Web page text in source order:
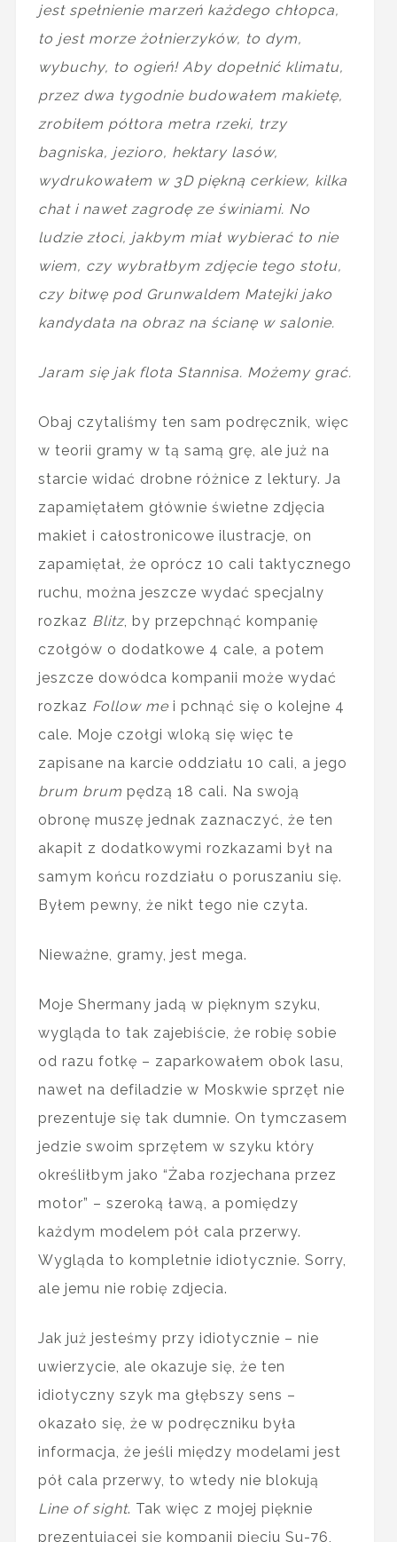
jest spełnienie marzeń każdego chłopca,
to jest morze żołnierzyków, to dym,
wybuchy, to ogień! Aby dopełnić klimatu,
przez dwa tygodnie budowałem makietę,
zrobiłem półtora metra rzeki, trzy
bagniska, jezioro, hektary lasów,
wydrukowałem w 3D piękną cerkiew, kilka
chat i nawet zagrodę ze świniami. No
ludzie złoci, jakbym miał wybierać to nie
wiem, czy wybrałbym zdjęcie tego stołu,
czy bitwę pod Grunwaldem Matejki jako
kandydata na obraz na ścianę w salonie.
Jaram się jak flota Stannisa. Możemy grać.
Obaj czytaliśmy ten sam podręcznik, więc
w teorii gramy w tą samą grę, ale już na
starcie widać drobne różnice z lektury. Ja
zapamiętałem głównie świetne zdjęcia
makiet i całostronicowe ilustracje, on
zapamiętał, że oprócz 10 cali taktycznego
ruchu, można jeszcze wydać specjalny
rozkaz Blitz, by przepchnąć kompanię
czołgów o dodatkowe 4 cale, a potem
jeszcze dowódca kompanii może wydać
rozkaz Follow mei pchnąć się o kolejne 4
cale. Moje czołgi wloką się więc te
zapisane na karcie oddziału 10 cali, a jego
brum brum pędzą 18 cali. Na swoją
obronę muszę jednak zaznaczyć, że ten
akapit z dodatkowymi rozkazami był na
samym końcu rozdziału o poruszaniu się.
Byłem pewny, że nikt tego nie czyta.
Nieważne, gramy, jest mega.
Moje Shermany jadą w pięknym szyku,
wygląda to tak zajebiście, że robię sobie
od razu fotkę – zaparkowałem obok lasu,
nawet na defiladzie w Moskwie sprzęt nie
prezentuje się tak dumnie. On tymczasem
jedzie swoim sprzętem w szyku który
określiłbym jako “Żaba rozjechana przez
motor” – szeroką ławą, a pomiędzy
każdym modelem pół cala przerwy.
Wygląda to kompletnie idiotycznie. Sorry,
ale jemu nie robię zdjecia.
Jak już jesteśmy przy idiotycznie – nie
uwierzycie, ale okazuje się, że ten
idiotyczny szyk ma głębszy sens –
okazało się, że w podręczniku była
informacja, że jeśli między modelami jest
pół cala przerwy, to wtedy nie blokują
Line of sight. Tak więc z mojej pięknie
prezentującej się kompanii pięciu Su-76,